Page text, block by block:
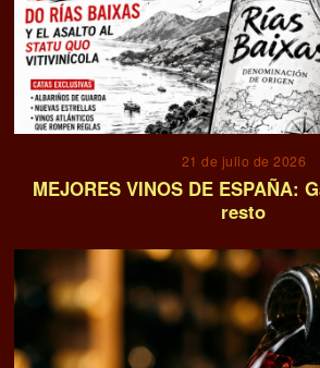
21 de julio de 2026
MEJORES VINOS DE ESPAÑA:
resto